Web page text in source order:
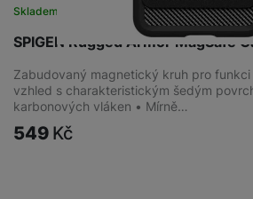
SPIGEN Rugged Armor MagSafe
Skladem
Zabudovaný magnetický kruh pro
vzhled s charakteristickým šedým
karbonových vláken • Mírně…
549 Kč